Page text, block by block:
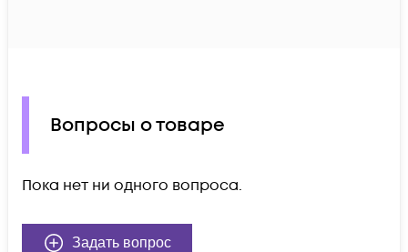
Вопросы о товаре
Пока нет ни одного вопроса.
Задать вопрос